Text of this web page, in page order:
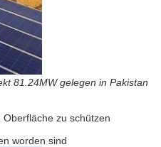
81.24MW gelegen in Pakistan
zu schützen
worden sind